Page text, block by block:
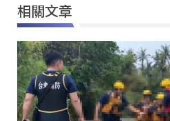
相關文章